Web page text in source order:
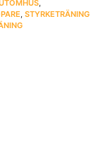
,
, STYRKETRÄNING